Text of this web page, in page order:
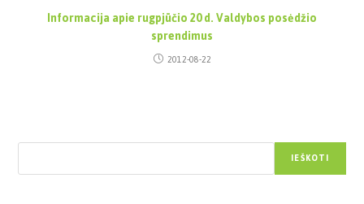
Informacija apie rugpjūčio 20 d. Valdybos posėdžio
sprendimus
2012-08-22
IEŠKOTI